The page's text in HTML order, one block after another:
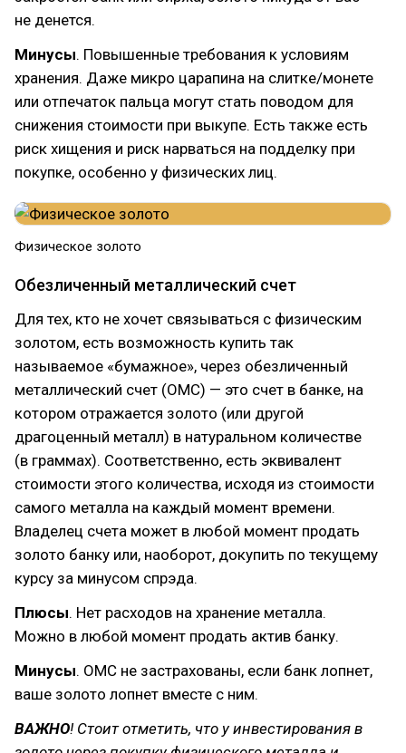
не денется.
Минусы. Повышенные требования к условиям
хранения. Даже микро царапина на слитке/монете
или отпечаток пальца могут стать поводом для
снижения стоимости при выкупе. Есть также есть
риск хищения и риск нарваться на подделку при
покупке, особенно у физических лиц.
Физическое золото
Обезличенный металлический счет
Для тех, кто не хочет связываться с физическим
золотом, есть возможность купить так
называемое «бумажное», через обезличенный
металлический счет (ОМС) — это счет в банке, на
котором отражается золото (или другой
драгоценный металл) в натуральном количестве
(в граммах). Соответственно, есть эквивалент
стоимости этого количества, исходя из стоимости
самого металла на каждый момент времени.
Владелец счета может в любой момент продать
золото банку или, наоборот, докупить по текущему
курсу за минусом спрэда.
Плюсы. Нет расходов на хранение металла.
Можно в любой момент продать актив банку.
Минусы. ОМС не застрахованы, если банк лопнет,
ваше золото лопнет вместе с ним.
ВАЖНО! Стоит отметить, что у инвестирования в